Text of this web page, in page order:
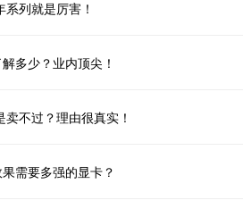
列就是厉害！
多少？业内顶尖！
不过？理由很真实！
需要多强的显卡？